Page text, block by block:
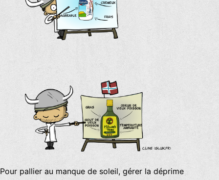
Pour pallier au manque de soleil, gérer la déprime